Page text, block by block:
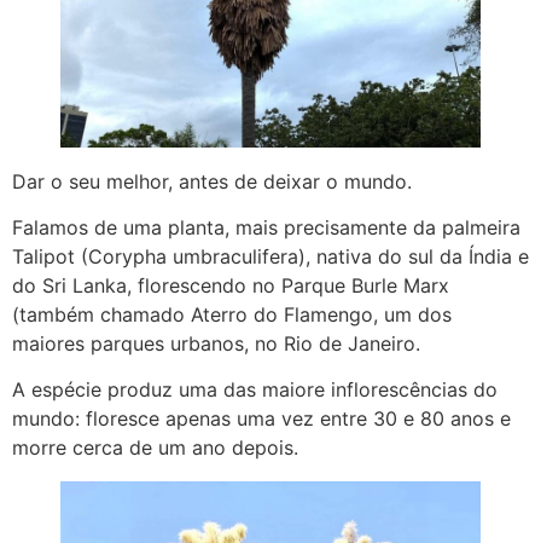
Dar o seu melhor, antes de deixar o mundo.
Falamos de uma planta, mais precisamente da palmeira
Talipot (Corypha umbraculifera), nativa do sul da Índia e
do Sri Lanka, florescendo no Parque Burle Marx
(também chamado Aterro do Flamengo, um dos
maiores parques urbanos, no Rio de Janeiro.
A espécie produz uma das maiore inflorescências do
mundo: floresce apenas uma vez entre 30 e 80 anos e
morre cerca de um ano depois.